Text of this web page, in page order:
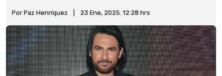
Por Paz Henríquez 23 Ene, 2025. 12:28 hrs